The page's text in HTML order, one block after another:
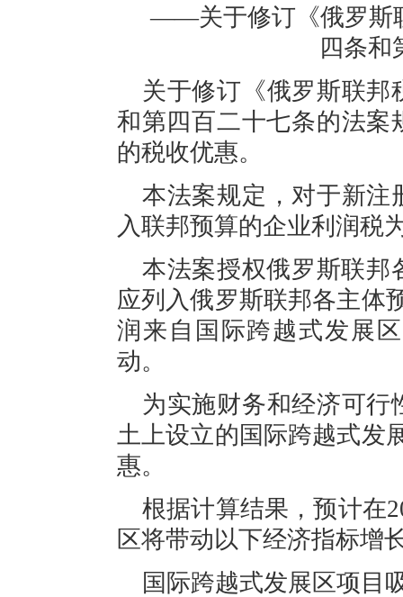
——关于修订《俄罗斯
四条和
关于修订《俄罗斯联邦
和第 四百二十七条的法案
的税收优惠。
本法案规定，对于新注
入联邦预算的企业利润税
本法案授权俄罗斯联邦
应列入俄罗斯联邦各主体
润来自国际跨越式发展
动。
为实施财务和经济可行
土上设立的国际跨越式发
惠。
根据计算结果，预计在
区将带动以下经济指标增
国际跨越式发展区项目